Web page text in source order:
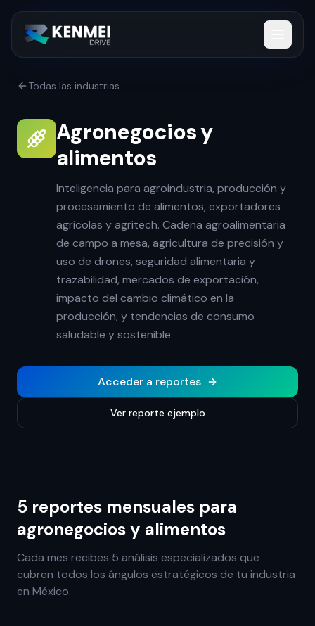
Todas las industrias
Agronegocios y
alimentos
Inteligencia para agroindustria, producción y
procesamiento de alimentos, exportadores
agrícolas y agritech. Cadena agroalimentaria
de campo a mesa, agricultura de precisión y
uso de drones, seguridad alimentaria y
trazabilidad, mercados de exportación,
impacto del cambio climático en la
producción, y tendencias de consumo
saludable y sostenible.
Acceder a reportes
Ver reporte ejemplo
5 reportes mensuales para
agronegocios y alimentos
Cada mes recibes 5 análisis especializados que
cubren todos los ángulos estratégicos de tu industria
en México.